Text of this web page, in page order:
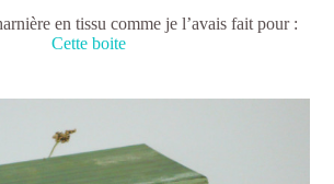
en tissu comme je l’avais fait pour :
Cette boite